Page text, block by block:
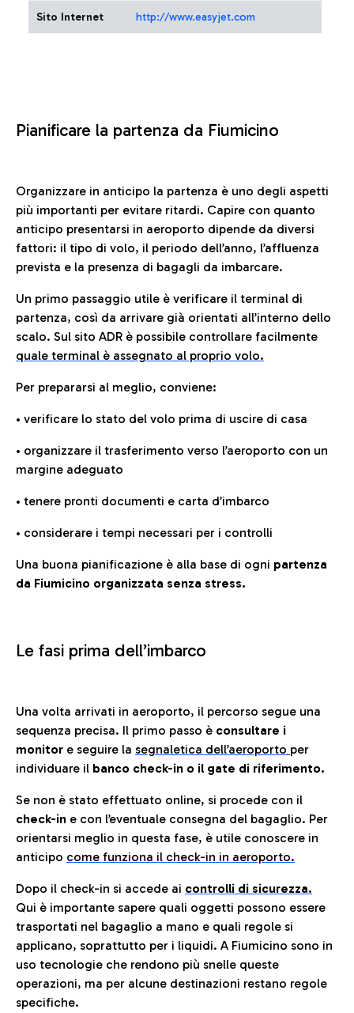
Sito Internet http://www.easyjet.com
Pianificare la partenza da Fiumicino
Organizzare in anticipo la partenza è uno degli aspetti
più importanti per evitare ritardi. Capire con quanto
anticipo presentarsi in aeroporto dipende da diversi
fattori: il tipo di volo, il periodo dell’anno, l’affluenza
prevista e la presenza di bagagli da imbarcare.
Un primo passaggio utile è verificare il terminal di
partenza, così da arrivare già orientati all’interno dello
scalo. Sul sito ADR è possibile controllare facilmente
quale terminal è assegnato al proprio volo.
Per prepararsi al meglio, conviene:
• verificare lo stato del volo prima di uscire di casa
• organizzare il trasferimento verso l’aeroporto con un
margine adeguato
• tenere pronti documenti e carta d’imbarco
• considerare i tempi necessari per i controlli
Una buona pianificazione è alla base di ogni partenza
da Fiumicino organizzata senza stress.
Le fasi prima dell’imbarco
Una volta arrivati in aeroporto, il percorso segue una
sequenza precisa. Il primo passo è consultare i
monitor e seguire la segnaletica dell’aeroporto per
individuare il banco check-in o il gate di riferimento.
Se non è stato effettuato online, si procede con il
check-in e con l’eventuale consegna del bagaglio. Per
orientarsi meglio in questa fase, è utile conoscere in
anticipo come funziona il check-in in aeroporto.
Dopo il check-in si accede ai controlli di sicurezza.
Qui è importante sapere quali oggetti possono essere
trasportati nel bagaglio a mano e quali regole si
applicano, soprattutto per i liquidi. A Fiumicino sono in
uso tecnologie che rendono più snelle queste
operazioni, ma per alcune destinazioni restano regole
specifiche.